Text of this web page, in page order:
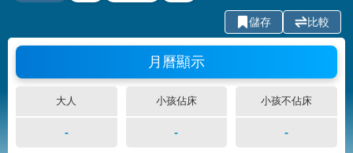
儲存 比較
月曆顯示
大人 小孩佔床 小孩不佔床
- - -